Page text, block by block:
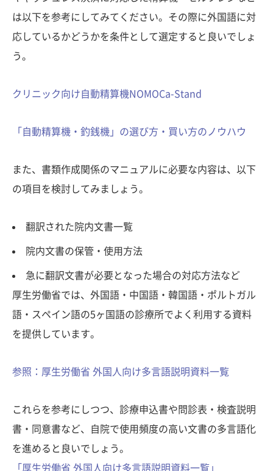
は以下を参考にしてみてください。その際に外国語に対
応しているかどうかを条件として選定すると良いでしょ
う。
クリニック向け自動精算機NOMOCa-Stand
「自動精算機・釣銭機」の選び方・買い方のノウハウ
また、書類作成関係のマニュアルに必要な内容は、以下
の項目を検討してみましょう。
翻訳された院内文書一覧
院内文書の保管・使用方法
急に翻訳文書が必要となった場合の対応方法など
厚生労働省では、外国語・中国語・韓国語・ポルトガル
語・スペイン語の5ヶ国語の診療所でよく利用する資料
を提供しています。
参照：厚生労働省 外国人向け多言語説明資料一覧
これらを参考にしつつ、診療申込書や問診表・検査説明
書・同意書など、自院で使用頻度の高い文書の多言語化
を進めると良いでしょう。
「厚生労働省 外国人向け多言語説明資料一覧」